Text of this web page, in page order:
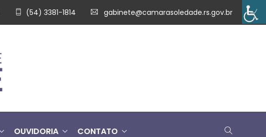
(54) 3381-1814 gabinete@camarasoledade.rs.gov.br
OUVIDORIA CONTATO